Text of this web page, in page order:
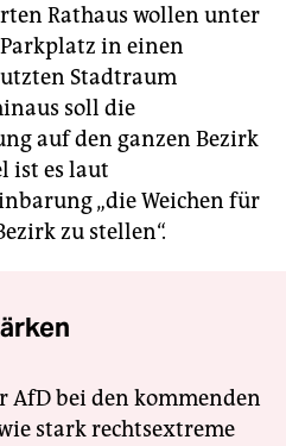
Rathaus wollen unter
in einen
Stadtraum
soll die
auf den ganzen Bezirk
ist es laut
„die Weichen für
zu stellen“.
AfD bei den kommenden
stark rechtsextreme